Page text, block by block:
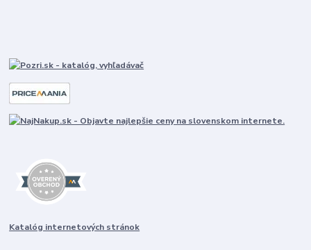
Katalóg internetových stránok